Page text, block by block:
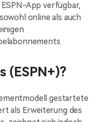
App verfügbar,
online als auch
(ESPN+)?
gestartete
als Erweiterung des